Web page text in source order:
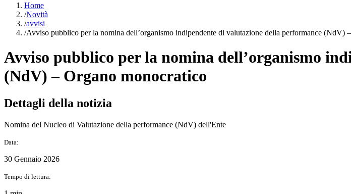
Home
/Novità
/avvisi
/Avviso pubblico per la nomina dell’organismo indipendente di valutazione della performance (NdV)
Avviso pubblico per la nomina dell’organismo
(NdV) – Organo monocratico
Dettagli della notizia
Nomina del Nucleo di Valutazione della performance (NdV) dell'Ente
Data:
30 Gennaio 2026
Tempo di lettura: